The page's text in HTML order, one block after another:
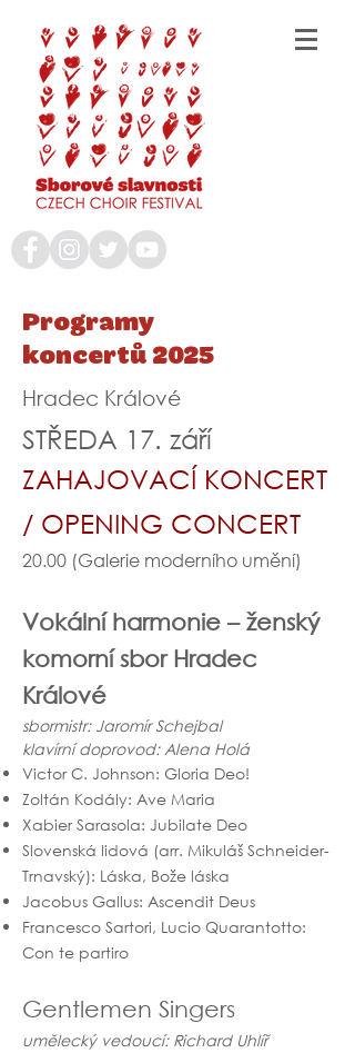
Programy
koncertů 2025
Hradec Králové
STŘEDA 17. září
ZAHAJOVACÍ KONCERT
/ OPENING CONCERT
20.00 (Galerie moderního umění)
Vokální harmonie – ženský
komorní sbor Hradec
Králové
sbormistr: Jaromír Schejbal
klavírní doprovod: Alena Holá
Victor C. Johnson: Gloria Deo!
Zoltán Kodály: Ave Maria
Xabier Sarasola: Jubilate Deo
Slovenská lidová (arr. Mikuláš Schneider-
Trnavský): Láska, Bože láska
Jacobus Gallus: Ascendit Deus
Francesco Sartori, Lucio Quarantotto:
Con te partiro
Gentlemen Singers
umělecký vedoucí: Richard Uhlíř